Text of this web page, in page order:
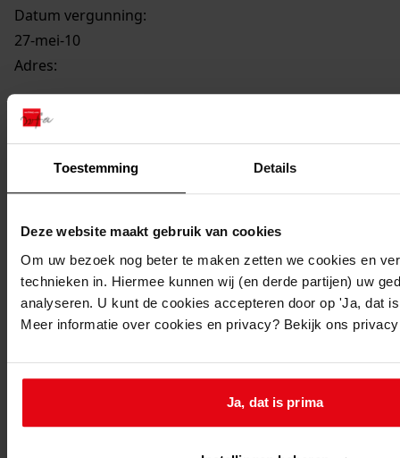
Toestemming Details
Deze website maakt gebruik van cookies
Om uw bezoek nog beter te maken zetten we cookies en
technieken in. Hiermee kunnen wij (en derde partijen) uw
analyseren. U kunt de cookies accepteren door op 'Ja, dat
Meer informatie over cookies en privacy? Bekijk ons
Ja, dat is prima
Datum vergunning:
27-mei-10
Adres:
Hauwert, Tuinstraat 2d
Medemblik
Kern of buurt:
Hauwert
BVMED/01226